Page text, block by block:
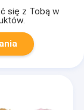
się z Tobą w